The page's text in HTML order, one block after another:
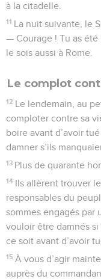
à la citadelle.
11 La nuit suivante, le
— Courage ! Tu as
le sois aussi à Rome.
Le complot
12 Le lendemain, au
comploter contre sa
boire avant d’avoir
damner s’ils
13 Plus de quarante
14 Ils allèrent trouver
responsables du
sommes engagés par
vouloir être damnés
ce soit avant d’avoir
15 À vous d’agir
auprès du